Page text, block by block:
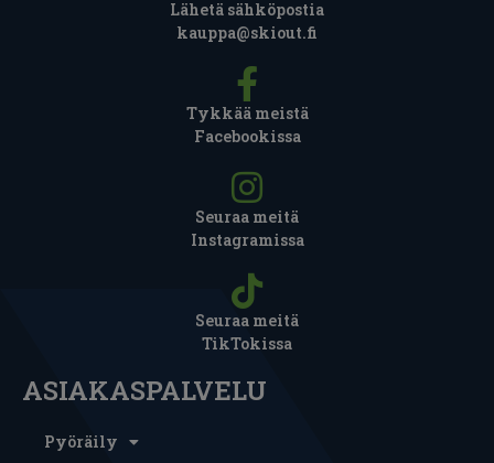
Lähetä sähköpostia
kauppa@skiout.fi
Tykkää meistä
Facebookissa
Seuraa meitä
Instagramissa
Seuraa meitä
TikTokissa
ASIAKASPALVELU
Pyöräily